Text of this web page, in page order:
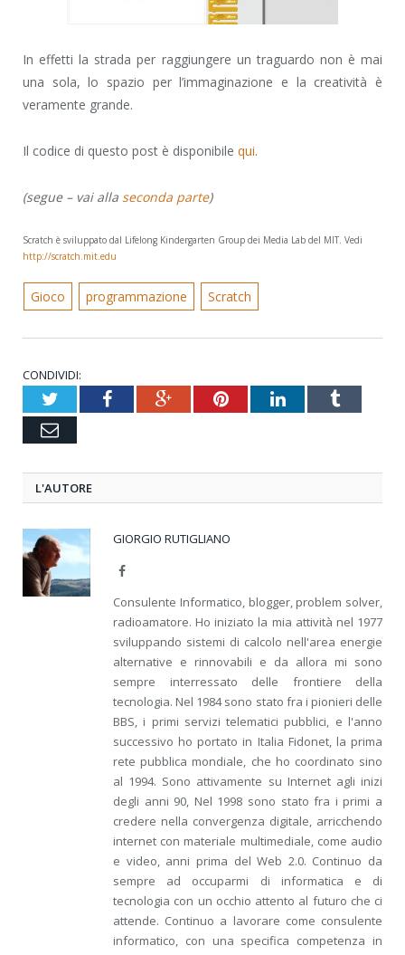
In effetti la strada per raggiungere un traguardo non è mai
una sola, lo spazio per l’immaginazione e la creatività è
veramente grande.
Il codice di questo post è disponibile qui.
(segue – vai alla seconda parte)
Scratch è sviluppato dal Lifelong Kindergarten Group dei Media Lab del MIT. Vedi
http://scratch.mit.edu
Gioco programmazione Scratch
CONDIVIDI:
TwitterFacebookGoogle+PinterestLinkedInTumblr
Email
L'AUTORE
GIORGIO RUTIGLIANO
Facebook
Consulente Informatico, blogger, problem solver,
radioamatore. Ho iniziato la mia attività nel 1977
sviluppando sistemi di calcolo nell'area energie
alternative e rinnovabili e da allora mi sono
sempre interressato delle frontiere della
tecnologia. Nel 1984 sono stato fra i pionieri delle
BBS, i primi servizi telematici pubblici, e l'anno
successivo ho portato in Italia Fidonet, la prima
rete pubblica mondiale, che ho coordinato sino
al 1994. Sono attivamente su Internet agli inizi
degli anni 90, Nel 1998 sono stato fra i primi a
credere nella convergenza digitale, arricchendo
internet con materiale multimediale, come audio
e video, anni prima del Web 2.0. Continuo da
sempre ad occuparmi di informatica e di
tecnologia con un occhio attento al futuro che ci
attende. Continuo a lavorare come consulente
informatico, con una specifica competenza in